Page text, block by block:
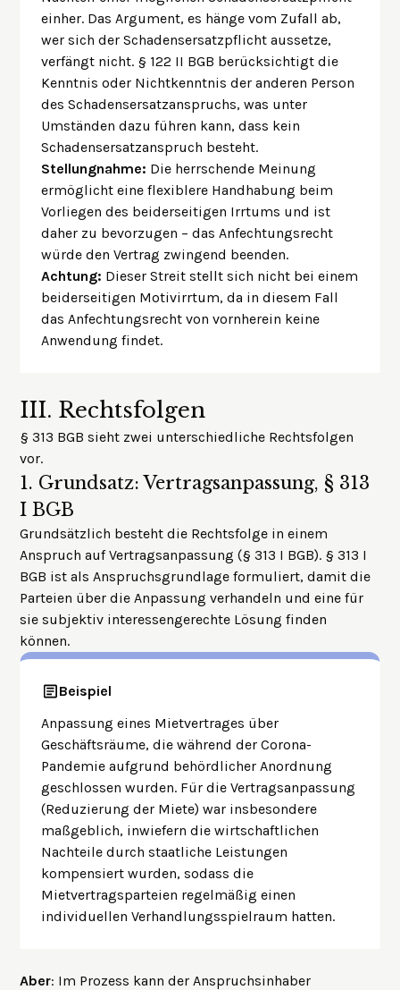
einher. Das Argument, es hänge vom Zufall ab,
wer sich der Schadensersatzpflicht aussetze,
verfängt nicht. § 122 II BGB berücksichtigt die
Kenntnis oder Nichtkenntnis der anderen Person
des Schadensersatzanspruchs, was unter
Umständen dazu führen kann, dass kein
Schadensersatzanspruch besteht.
Stellungnahme: Die herrschende Meinung
ermöglicht eine flexiblere Handhabung beim
Vorliegen des beiderseitigen Irrtums und ist
daher zu bevorzugen – das Anfechtungsrecht
würde den Vertrag zwingend beenden.
Achtung: Dieser Streit stellt sich nicht bei einem
beiderseitigen Motivirrtum, da in diesem Fall
das Anfechtungsrecht von vornherein keine
Anwendung findet.
III. Rechtsfolgen
§ 313 BGB sieht zwei unterschiedliche Rechtsfolgen
vor.
1. Grundsatz: Vertragsanpassung, § 313
I BGB
Grundsätzlich besteht die Rechtsfolge in einem
Anspruch auf Vertragsanpassung (§ 313 I BGB). § 313 I
BGB ist als Anspruchsgrundlage formuliert, damit die
Parteien über die Anpassung verhandeln und eine für
sie subjektiv interessengerechte Lösung finden
können.
Beispiel
Anpassung eines Mietvertrages über
Geschäftsräume, die während der Corona-
Pandemie aufgrund behördlicher Anordnung
geschlossen wurden. Für die Vertragsanpassung
(Reduzierung der Miete) war insbesondere
maßgeblich, inwiefern die wirtschaftlichen
Nachteile durch staatliche Leistungen
kompensiert wurden, sodass die
Mietvertragsparteien regelmäßig einen
individuellen Verhandlungsspielraum hatten.
Aber: Im Prozess kann der Anspruchsinhaber